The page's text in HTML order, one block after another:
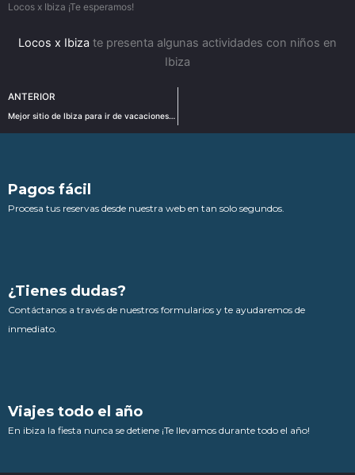
Locos x Ibiza ¡Te esperamos!
Locos x Ibiza te presenta algunas actividades con niños en
Ibiza
Ant
ANTERIOR
Mejor sitio de Ibiza para ir de vacaciones ¡pincha aquí para más info!
Pagos fácil
Procesa tus reservas desde nuestra web en tan solo segundos.
¿Tienes dudas?
Contáctanos a través de nuestros formularios y te ayudaremos de
inmediato.
Viajes todo el año
En ibiza la fiesta nunca se detiene ¡Te llevamos durante todo el año!